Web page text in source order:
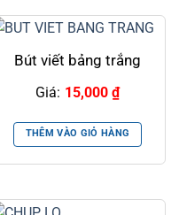
Bút viết bảng trắng
Giá: 15,000 ₫
THÊM VÀO GIỎ HÀNG